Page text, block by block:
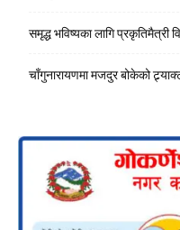
समृद्ध भविष्यका लागि प्रकृतिमैत्री
चाँगुनारायणमा मजदुर बोकेको